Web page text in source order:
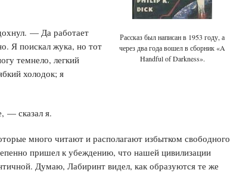
— Да работает
Я поискал жука, но тот
темнело, легкий
холодок; я
— сказал я.
Рассказ был написан в 1953 году, а
через два года вошел в сборник «A
Handful of Darkness».
много читают и располагают избытком свободного
пришел к убеждению, что нашей цивилизации
Думаю, Лабиринт видел, как образуются те же